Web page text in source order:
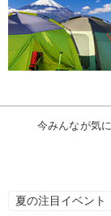
今みんなが気
夏の注目イベント